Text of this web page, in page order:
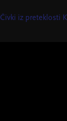
Čivki iz preteklosti